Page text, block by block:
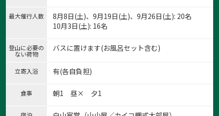
最大催行人数
8月8日(土)、9月19日(土)、9月26日(土): 20名
10月3日(土): 16名
登山に必要の
ない荷物
バスに置けます(お風呂セット含む)
立寄入浴 有(各自負担)
食事 朝1 昼× 夕1